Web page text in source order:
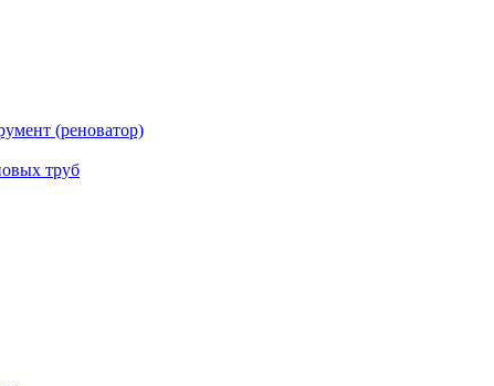
(реноватор)
труб